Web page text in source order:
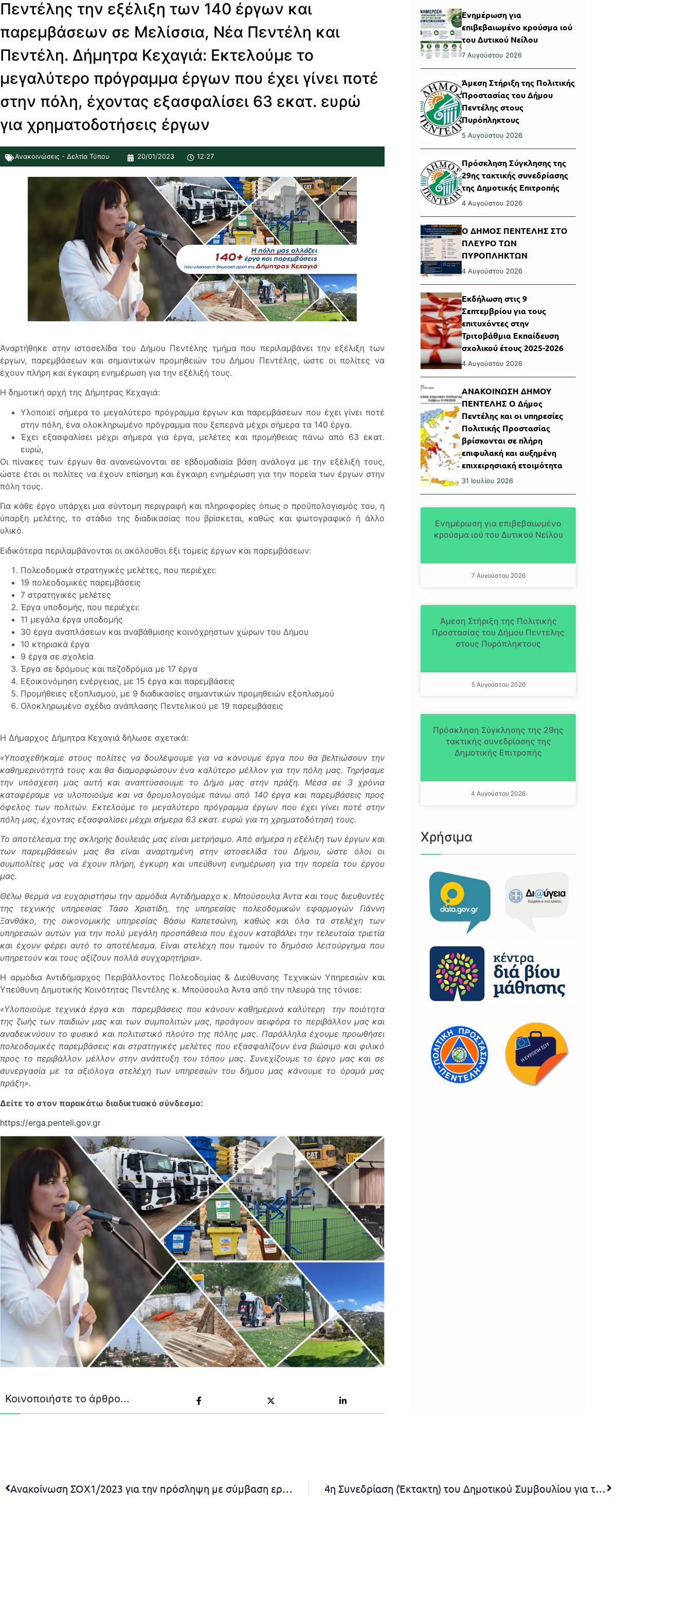
Πεντέλης την εξέλιξη των 140 έργων και
παρεμβάσεων σε Μελίσσια, Νέα Πεντέλη και
Πεντέλη. Δήμητρα Κεχαγιά: Εκτελούμε το
μεγαλύτερο πρόγραμμα έργων που έχει γίνει ποτέ
στην πόλη, έχοντας εξασφαλίσει 63 εκατ. ευρώ
για χρηματοδοτήσεις έργων
Ανακοινώσεις - Δελτία Τύπου 20/01/2023 12:27
Αναρτήθηκε στην ιστοσελίδα του Δήμου Πεντέλης τμήμα που περιλαμβάνει την εξέλιξη των
έργων, παρεμβάσεων και σημαντικών προμηθειών του Δήμου Πεντέλης, ώστε οι πολίτες να
έχουν πλήρη και έγκαιρη ενημέρωση για την εξέλιξή τους.
Η δημοτική αρχή της Δήμητρας Κεχαγιά:
Υλοποιεί σήμερα το μεγαλύτερο πρόγραμμα έργων και παρεμβάσεων που έχει γίνει ποτέ
στην πόλη, ένα ολοκληρωμένο πρόγραμμα που ξεπερνά μέχρι σήμερα τα 140 έργα.
Έχει εξασφαλίσει μέχρι σήμερα για έργα, μελέτες και προμήθειας πάνω από 63 εκατ.
ευρώ,
Οι πίνακες των έργων θα ανανεώνονται σε εβδομαδιαία βάση ανάλογα με την εξέλιξή τους,
ώστε έτσι οι πολίτες να έχουν επίσημη και έγκαιρη ενημέρωση για την πορεία των έργων στην
πόλη τους.
Για κάθε έργο υπάρχει μια σύντομη περιγραφή και πληροφορίες όπως ο προϋπολογισμός του, η
ύπαρξη μελέτης, το στάδιο της διαδικασίας που βρίσκεται, καθώς και φωτογραφικό ή άλλο
υλικό.
Ειδικότερα περιλαμβάνονται οι ακόλουθοι έξι τομείς έργων και παρεμβάσεων:
Πολεοδομικά στρατηγικές μελέτες, που περιέχει:
19 πολεοδομικές παρεμβάσεις
7 στρατηγικές μελέτες
Έργα υποδομής, που περιέχει:
11 μεγάλα έργα υποδομής
30 έργα αναπλάσεων και αναβάθμισης κοινόχρηστων χώρων του Δήμου
10 κτηριακά έργα
9 έργα σε σχολεία
Έργα σε δρόμους και πεζοδρόμια με 17 έργα
Εξοικονόμηση ενέργειας, με 15 έργα και παρεμβάσεις
Προμήθειες εξοπλισμού, με 9 διαδικασίες σημαντικών προμηθειών εξοπλισμού
Ολοκληρωμένο σχέδιο ανάπλασης Πεντελικού με 19 παρεμβάσεις
Η Δήμαρχος Δήμητρα Κεχαγιά δήλωσε σχετικά:
«Υποσχεθήκαμε στους πολίτες να δουλέψουμε για να κάνουμε έργα που θα βελτιώσουν την
καθημερινότητά τους και θα διαμορφώσουν ένα καλύτερο μέλλον για την πόλη μας. Τηρήσαμε
την υπόσχεση μας αυτή και αναπτύσσουμε το Δήμο μας στην πράξη. Μέσα σε 3 χρόνια
καταφέραμε να υλοποιούμε και να δρομολογούμε πάνω από 140 έργα και παρεμβάσεις προς
όφελος των πολιτών. Εκτελούμε το μεγαλύτερο πρόγραμμα έργων που έχει γίνει ποτέ στην
πόλη μας, έχοντας εξασφαλίσει μέχρι σήμερα 63 εκατ. ευρώ για τη χρηματοδότησή τους.
Το αποτέλεσμα της σκληρής δουλειάς μας είναι μετρήσιμο. Από σήμερα η εξέλιξη των έργων και
των παρεμβάσεών μας θα είναι αναρτημένη στην ιστοσελίδα του Δήμου, ώστε όλοι οι
συμπολίτες μας να έχουν πλήρη, έγκυρη και υπεύθυνη ενημέρωση για την πορεία του έργου
μας.
Θέλω θερμά να ευχαριστήσω την αρμόδια Αντιδήμαρχο κ. Μπούσουλα Άντα και τους διευθυντές
της τεχνικής υπηρεσίας Τάσο Χριστίδη, της υπηρεσίας πολεοδομικών εφαρμογών Γιάννη
Ξανθάκο, της οικονομικής υπηρεσίας Βάσω Καπετσώνη, καθώς και όλα τα στελέχη των
υπηρεσιών αυτών για την πολύ μεγάλη προσπάθεια που έχουν καταβάλει την τελευταία τριετία
και έχουν φέρει αυτό το αποτέλεσμα. Είναι στελέχη που τιμούν το δημόσιο λειτούργημα που
υπηρετούν και τους αξίζουν πολλά συγχαρητήρια».
Η αρμόδια Αντιδήμαρχος Περιβάλλοντος Πολεοδομίας & Διεύθυνσης Τεχνικών Υπηρεσιών και
Υπεύθυνη Δημοτικής Κοινότητας Πεντέλης κ. Μπούσουλα Άντα από την πλευρά της τόνισε:
«Υλοποιούμε τεχνικά έργα και παρεμβάσεις που κάνουν καθημερινά καλύτερη την ποιότητα
της ζωής των παιδιών μας και των συμπολιτών μας, προάγουν αειφόρα το περιβάλλον μας και
αναδεικνύουν το φυσικό και πολιτιστικό πλούτο της πόλης μας. Παράλληλα έχουμε προωθήσει
πολεοδομικές παρεμβάσεις και στρατηγικές μελέτες που εξασφαλίζουν ένα βιώσιμο και φιλικό
προς το περιβάλλον μέλλον στην ανάπτυξη του τόπου μας. Συνεχίζουμε το έργο μας και σε
συνεργασία με τα αξιόλογα στελέχη των υπηρεσιών του δήμου μας κάνουμε το όραμά μας
πράξη».
Δείτε το στον παρακάτω διαδικτυακό σύνδεσμο:
https://erga.penteli.gov.gr
Κοινοποιήστε το άρθρο...
Ενημέρωση για
επιβεβαιωμένο κρούσμα ιού
του Δυτικού Νείλου
7 Αυγούστου 2026
Άμεση Στήριξη της Πολιτικής
Προστασίας του Δήμου
Πεντέλης στους
Πυρόπληκτους
5 Αυγούστου 2026
Πρόσκληση Σύγκλησης της
29ης τακτικής συνεδρίασης
της Δημοτικής Επιτροπής
4 Αυγούστου 2026
Ο ΔΗΜΟΣ ΠΕΝΤΕΛΗΣ ΣΤΟ
ΠΛΕΥΡΟ ΤΩΝ
ΠΥΡΟΠΛΗΚΤΩΝ
4 Αυγούστου 2026
Εκδήλωση στις 9
Σεπτεμβρίου για τους
επιτυχόντες στην
Τριτοβάθμια Εκπαίδευση
σχολικού έτους 2025-2026
4 Αυγούστου 2026
ΑΝΑΚΟΙΝΩΣΗ ΔΗΜΟΥ
ΠΕΝΤΕΛΗΣ Ο Δήμος
Πεντέλης και οι υπηρεσίες
Πολιτικής Προστασίας
βρίσκονται σε πλήρη
επιφυλακή και αυξημένη
επιχειρησιακή ετοιμότητα
31 Ιουλίου 2026
Ενημέρωση για επιβεβαιωμένο
κρούσμα ιού του Δυτικού Νείλου
7 Αυγούστου 2026
Άμεση Στήριξη της Πολιτικής
Προστασίας του Δήμου Πεντέλης
στους Πυρόπληκτους
5 Αυγούστου 2026
Πρόσκληση Σύγκλησης της 29ης
τακτικής συνεδρίασης της
Δημοτικής Επιτροπής
4 Αυγούστου 2026
Χρήσιμα
Ανακοίνωση ΣΟΧ1/2023 για την πρόσληψη με σύμβαση εργασίας ιδιωτικού δικαίου 8μηνης διάρκειας δέκα πέντε (15) ατόμων, ήτοι δύο (2) ατόμων κλάδου/ειδικότητας ΔΕ Οδηγών και δεκατριών (13) ατόμων κλάδου/ειδικότητας ΥΕ Εργατών Καθαριότητας Συνοδών Απορριμματοφόρων. 4η Συνεδρίαση (Έκτακτη) του Δημοτικού Συμβουλίου για το 2023 – 23.01.2023 – 18:00 (Video)